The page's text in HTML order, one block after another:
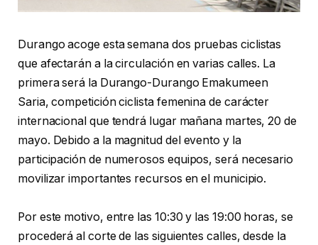
Durango acoge esta semana dos pruebas ciclistas
que afectarán a la circulación en varias calles. La
primera será la Durango-Durango Emakumeen
Saria, competición ciclista femenina de carácter
internacional que tendrá lugar mañana martes, 20 de
mayo. Debido a la magnitud del evento y la
participación de numerosos equipos, será necesario
movilizar importantes recursos en el municipio.
Por este motivo, entre las 10:30 y las 19:00 horas, se
procederá al corte de las siguientes calles, desde la